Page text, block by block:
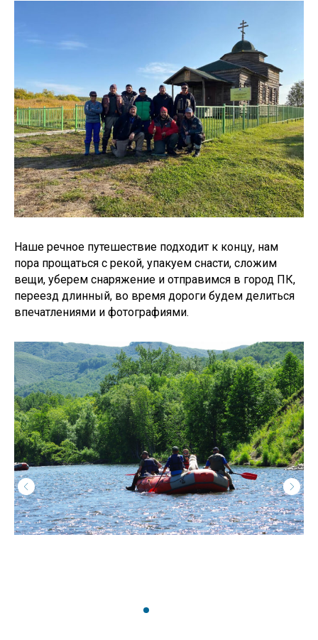
Наше речное путешествие подходит к концу, нам
пора прощаться с рекой, упакуем снасти, сложим
вещи, уберем снаряжение и отправимся в город ПК,
переезд длинный, во время дороги будем делиться
впечатлениями и фотографиями.